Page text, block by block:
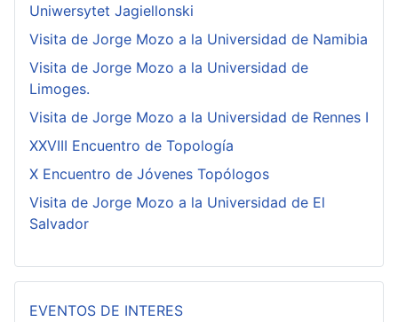
Uniwersytet Jagiellonski
Visita de Jorge Mozo a la Universidad de Namibia
Visita de Jorge Mozo a la Universidad de
Limoges.
Visita de Jorge Mozo a la Universidad de Rennes I
XXVIII Encuentro de Topología
X Encuentro de Jóvenes Topólogos
Visita de Jorge Mozo a la Universidad de El
Salvador
EVENTOS DE INTERES